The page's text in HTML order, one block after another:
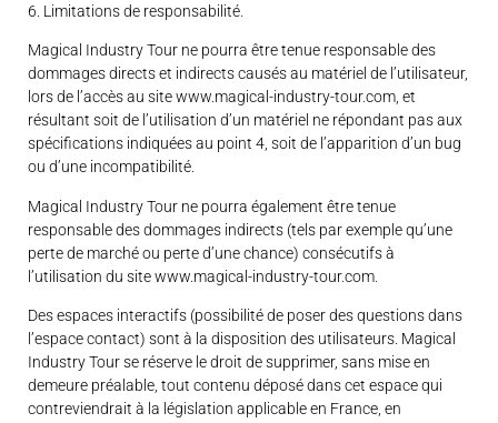
6. Limitations de responsabilité.
Magical Industry Tour ne pourra être tenue responsable des
dommages directs et indirects causés au matériel de l’utilisateur,
lors de l’accès au site www.magical-industry-tour.com, et
résultant soit de l’utilisation d’un matériel ne répondant pas aux
spécifications indiquées au point 4, soit de l’apparition d’un bug
ou d’une incompatibilité.
Magical Industry Tour ne pourra également être tenue
responsable des dommages indirects (tels par exemple qu’une
perte de marché ou perte d’une chance) consécutifs à
l’utilisation du site www.magical-industry-tour.com.
Des espaces interactifs (possibilité de poser des questions dans
l’espace contact) sont à la disposition des utilisateurs. Magical
Industry Tour se réserve le droit de supprimer, sans mise en
demeure préalable, tout contenu déposé dans cet espace qui
contreviendrait à la législation applicable en France, en